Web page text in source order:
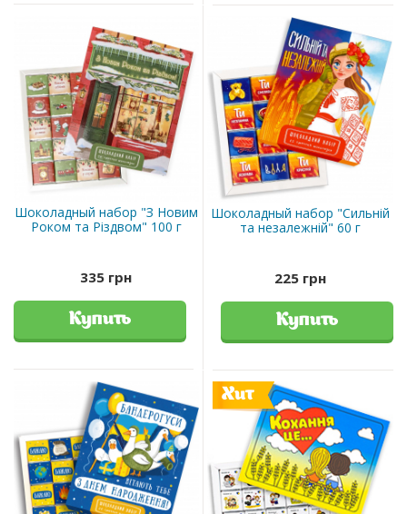
Шоколадный набор "З Новим
Роком та Різдвом" 100 г
335 грн
Купить
Шоколадный набор "Сильній
та незалежній" 60 г
225 грн
Купить
Хит